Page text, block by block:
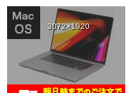
3072×1920